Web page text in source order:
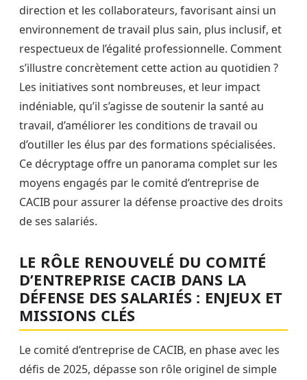
direction et les collaborateurs, favorisant ainsi un
environnement de travail plus sain, plus inclusif, et
respectueux de l’égalité professionnelle. Comment
s’illustre concrètement cette action au quotidien ?
Les initiatives sont nombreuses, et leur impact
indéniable, qu’il s’agisse de soutenir la santé au
travail, d’améliorer les conditions de travail ou
d’outiller les élus par des formations spécialisées.
Ce décryptage offre un panorama complet sur les
moyens engagés par le comité d’entreprise de
CACIB pour assurer la défense proactive des droits
de ses salariés.
LE RÔLE RENOUVELÉ DU COMITÉ
D’ENTREPRISE CACIB DANS LA
DÉFENSE DES SALARIÉS : ENJEUX ET
MISSIONS CLÉS
Le comité d’entreprise de CACIB, en phase avec les
défis de 2025, dépasse son rôle originel de simple